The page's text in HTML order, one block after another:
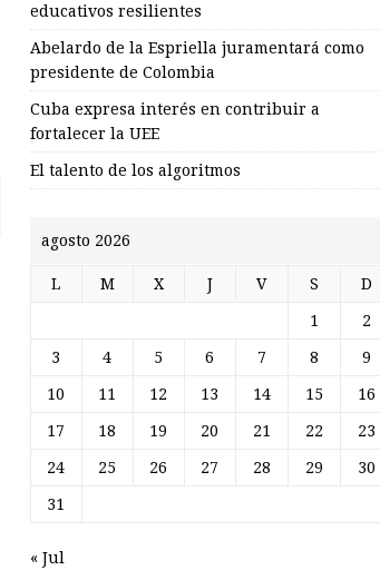
educativos resilientes
Abelardo de la Espriella juramentará como
presidente de Colombia
Cuba expresa interés en contribuir a
fortalecer la UEE
El talento de los algoritmos
agosto 2026
L M X J V S D
1 2
3 4 5 6 7 8 9
10 11 12 13 14 15 16
17 18 19 20 21 22 23
24 25 26 27 28 29 30
31
« Jul